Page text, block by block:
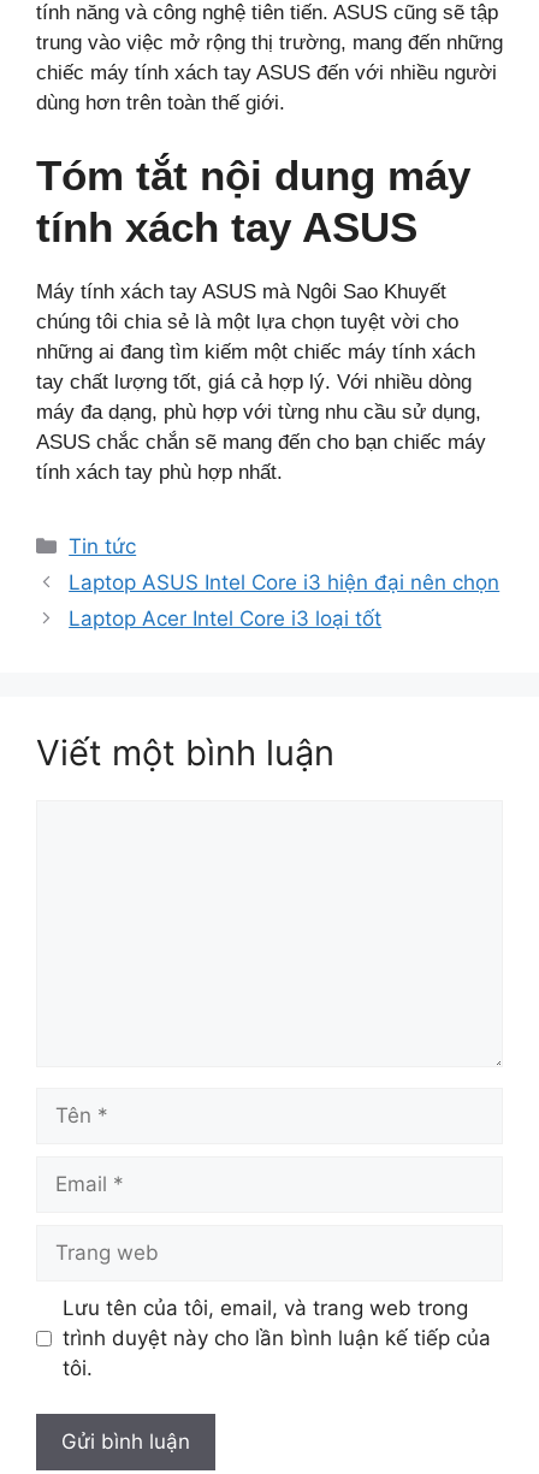
tính năng và công nghệ tiên tiến. ASUS cũng sẽ tập
trung vào việc mở rộng thị trường, mang đến những
chiếc máy tính xách tay ASUS đến với nhiều người
dùng hơn trên toàn thế giới.
Tóm tắt nội dung máy
tính xách tay ASUS
Máy tính xách tay ASUS mà Ngôi Sao Khuyết
chúng tôi chia sẻ là một lựa chọn tuyệt vời cho
những ai đang tìm kiếm một chiếc máy tính xách
tay chất lượng tốt, giá cả hợp lý. Với nhiều dòng
máy đa dạng, phù hợp với từng nhu cầu sử dụng,
ASUS chắc chắn sẽ mang đến cho bạn chiếc máy
tính xách tay phù hợp nhất.
Danh
mục
Tin tức
Laptop ASUS Intel Core i3 hiện đại nên chọn
Laptop Acer Intel Core i3 loại tốt
Viết một bình luận
web
Lưu tên của tôi, email, và trang web trong
trình duyệt này cho lần bình luận kế tiếp của
tôi.